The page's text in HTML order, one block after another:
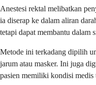
Anestesi rektal melibatkan
ia diserap ke dalam aliran
tetapi dapat membantu dalam
Metode ini terkadang dipilih
jarum atau masker. Ini juga
pasien memiliki kondisi medis